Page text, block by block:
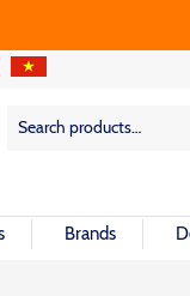
Search
Search
Brands